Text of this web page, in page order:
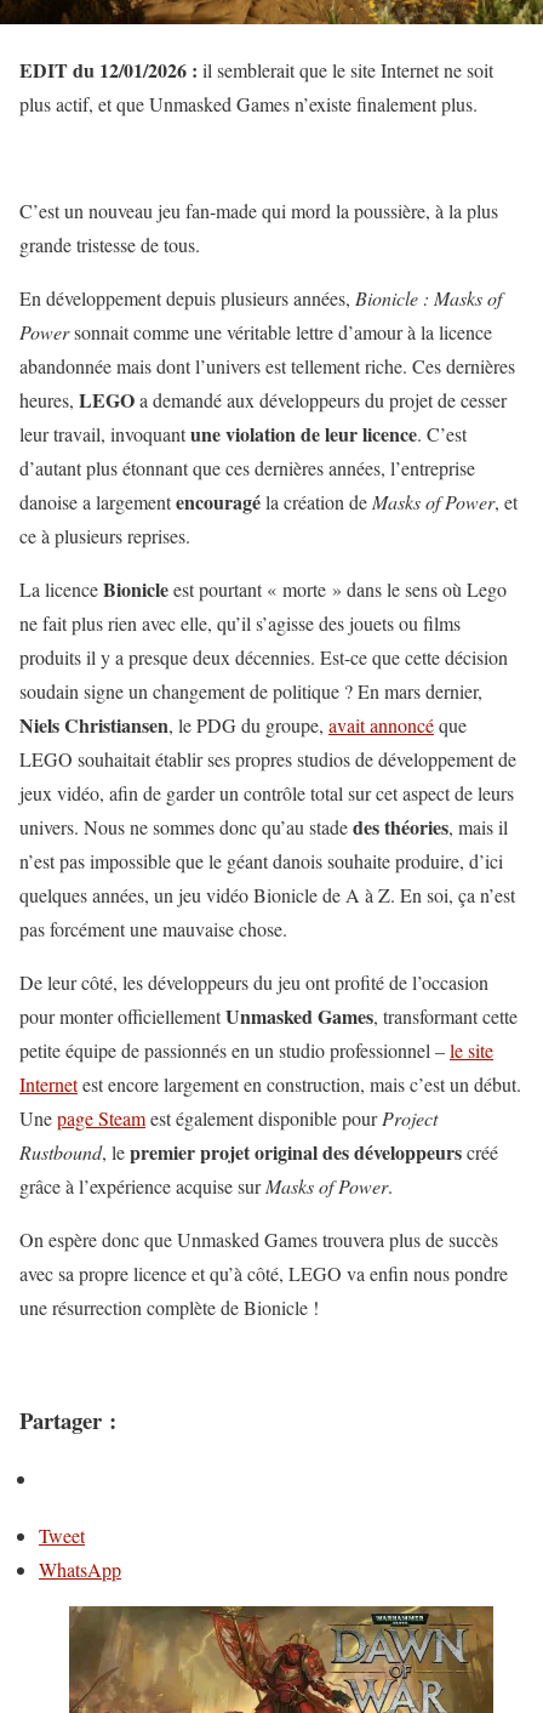
EDIT du 12/01/2026 : il semblerait que le site Internet ne soit
plus actif, et que Unmasked Games n’existe finalement plus.
C’est un nouveau jeu fan-made qui mord la poussière, à la plus
grande tristesse de tous.
En développement depuis plusieurs années, Bionicle : Masks of
Powersonnait comme une véritable lettre d’amour à la licence
abandonnée mais dont l’univers est tellement riche. Ces dernières
heures, LEGOa demandé aux développeurs du projet de cesser
leur travail, invoquantune violation de leur licence. C’est
d’autant plus étonnant que ces dernières années, l’entreprise
danoise a largementencouragéla création de Masks of Power, et
ce à plusieurs reprises.
La licenceBionicleest pourtant « morte » dans le sens où Lego
ne fait plus rien avec elle, qu’il s’agisse des jouets ou films
produits il y a presque deux décennies. Est-ce que cette décision
soudain signe un changement de politique ? En mars dernier,
Niels Christiansen, le PDG du groupe, avait annoncéque
LEGO souhaitait établir ses propres studios de développement de
jeux vidéo, afin de garder un contrôle total sur cet aspect de leurs
univers. Nous ne sommes donc qu’au stadedes théories, mais il
n’est pas impossible que le géant danois souhaite produire, d’ici
quelques années, un jeu vidéo Bionicle de A à Z. En soi, ça n’est
pas forcément une mauvaise chose.
De leur côté, les développeurs du jeu ont profité de l’occasion
pour monter officiellementUnmasked Games, transformant cette
petite équipe de passionnés en un studio professionnel –le site
Internetest encore largement en construction, mais c’est un début.
Unepage Steamest également disponible pourProject
Rustbound, lepremier projet original des développeurscréé
grâce à l’expérience acquise surMasks of Power.
On espère donc que Unmasked Games trouvera plus de succès
avec sa propre licence et qu’à côté, LEGO va enfin nous pondre
une résurrection complète de Bionicle !
Partager :
Tweet
WhatsApp